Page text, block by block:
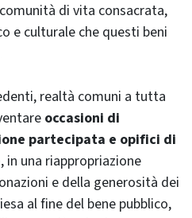
di vita consacrata,
e culturale che questi beni
realtà comuni a tutta
occasioni di
partecipata e opifici di
, in una riappropriazione
e della generosità dei
al fine del bene pubblico,